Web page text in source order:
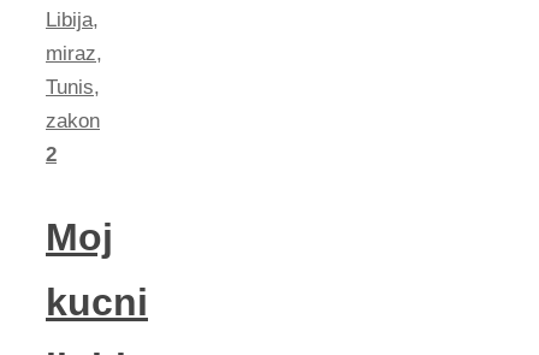
Libija,
miraz,
Tunis,
zakon
2
Moj
kucni